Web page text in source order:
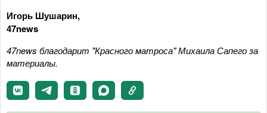
Игорь Шушарин,
47news
47news благодарит "Красного матроса" Михаила Сапего за
материалы.